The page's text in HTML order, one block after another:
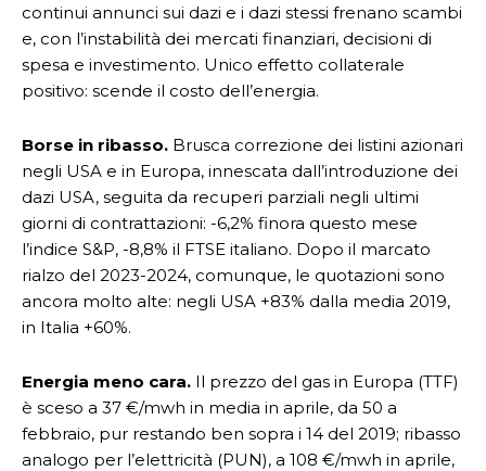
continui annunci sui dazi e i dazi stessi frenano scambi
e, con l’instabilità dei mercati finanziari, decisioni di
spesa e investimento. Unico effetto collaterale
positivo: scende il costo dell’energia.
Borse in ribasso. Brusca correzione dei listini azionari
negli USA e in Europa, innescata dall’introduzione dei
dazi USA, seguita da recuperi parziali negli ultimi
giorni di contrattazioni: -6,2% finora questo mese
l’indice S&P, -8,8% il FTSE italiano. Dopo il marcato
rialzo del 2023-2024, comunque, le quotazioni sono
ancora molto alte: negli USA +83% dalla media 2019,
in Italia +60%.
Energia meno cara. Il prezzo del gas in Europa (TTF)
è sceso a 37 €/mwh in media in aprile, da 50 a
febbraio, pur restando ben sopra i 14 del 2019; ribasso
analogo per l’elettricità (PUN), a 108 €/mwh in aprile,